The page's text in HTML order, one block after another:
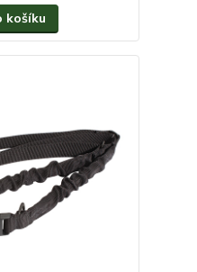
košíku